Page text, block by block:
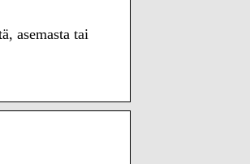
asemasta tai